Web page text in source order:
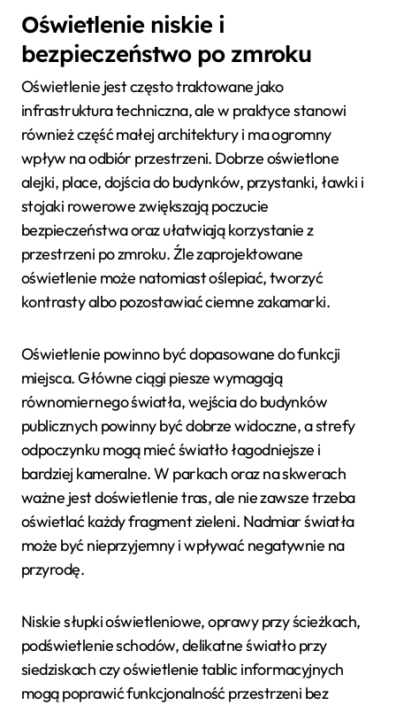
Oświetlenie niskie i
bezpieczeństwo po zmroku
Oświetlenie jest często traktowane jako
infrastruktura techniczna, ale w praktyce stanowi
również część małej architektury i ma ogromny
wpływ na odbiór przestrzeni. Dobrze oświetlone
alejki, place, dojścia do budynków, przystanki, ławki i
stojaki rowerowe zwiększają poczucie
bezpieczeństwa oraz ułatwiają korzystanie z
przestrzeni po zmroku. Źle zaprojektowane
oświetlenie może natomiast oślepiać, tworzyć
kontrasty albo pozostawiać ciemne zakamarki.
Oświetlenie powinno być dopasowane do funkcji
miejsca. Główne ciągi piesze wymagają
równomiernego światła, wejścia do budynków
publicznych powinny być dobrze widoczne, a strefy
odpoczynku mogą mieć światło łagodniejsze i
bardziej kameralne. W parkach oraz na skwerach
ważne jest doświetlenie tras, ale nie zawsze trzeba
oświetlać każdy fragment zieleni. Nadmiar światła
może być nieprzyjemny i wpływać negatywnie na
przyrodę.
Niskie słupki oświetleniowe, oprawy przy ścieżkach,
podświetlenie schodów, delikatne światło przy
siedziskach czy oświetlenie tablic informacyjnych
mogą poprawić funkcjonalność przestrzeni bez